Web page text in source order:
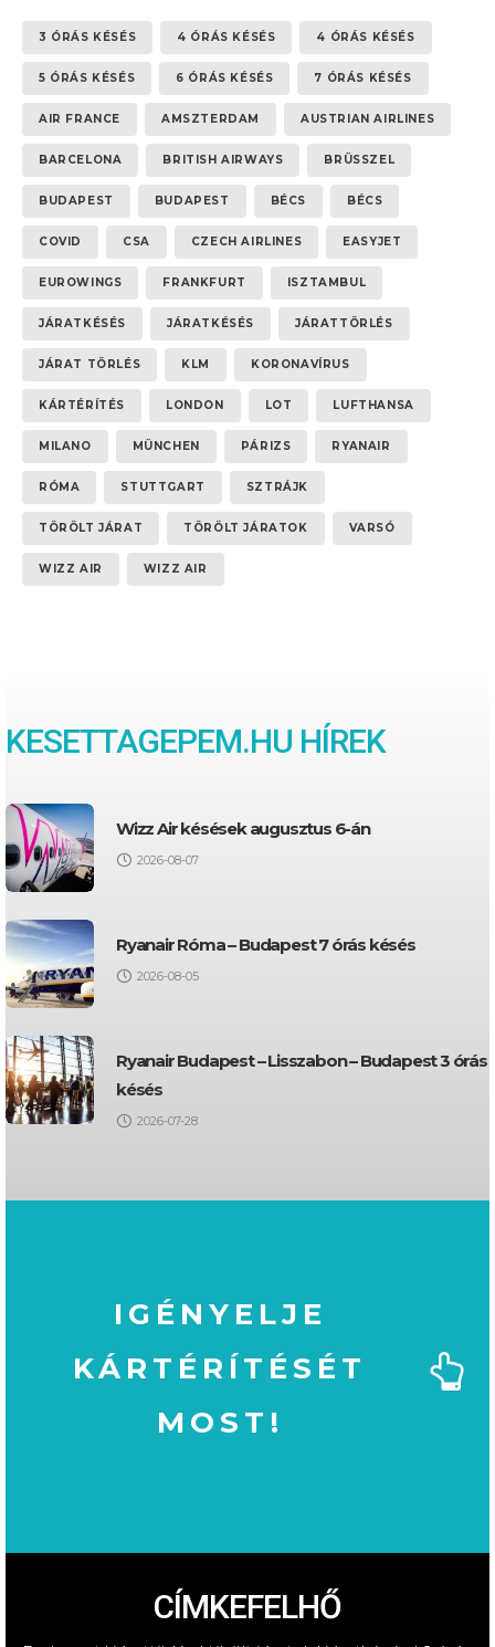
3 ÓRÁS KÉSÉS 4 ÓRÁS KÉSÉS 4 ÓRÁS KÉSÉS
5 ÓRÁS KÉSÉS 6 ÓRÁS KÉSÉS 7 ÓRÁS KÉSÉS
AIR FRANCE AMSZTERDAM AUSTRIAN AIRLINES
BARCELONA BRITISH AIRWAYS BRÜSSZEL
BUDAPEST BUDAPEST BÉCS BÉCS
COVID CSA CZECH AIRLINES EASYJET
EUROWINGS FRANKFURT ISZTAMBUL
JÁRATKÉSÉS JÁRATKÉSÉS JÁRATTÖRLÉS
JÁRAT TÖRLÉS KLM KORONAVÍRUS
KÁRTÉRÍTÉS LONDON LOT LUFTHANSA
MILANO MÜNCHEN PÁRIZS RYANAIR
RÓMA STUTTGART SZTRÁJK
TÖRÖLT JÁRAT TÖRÖLT JÁRATOK VARSÓ
WIZZ AIR WIZZ AIR
KESETTAGEPEM.HU HÍREK
Wizz Air késések augusztus 6-án
2026-08-07
Ryanair Róma – Budapest 7 órás késés
2026-08-05
Ryanair Budapest – Lisszabon – Budapest 3 órás
késés
2026-07-28
IGÉNYELJE
KÁRTÉRÍTÉSÉT
MOST!
CÍMKEFELHŐ